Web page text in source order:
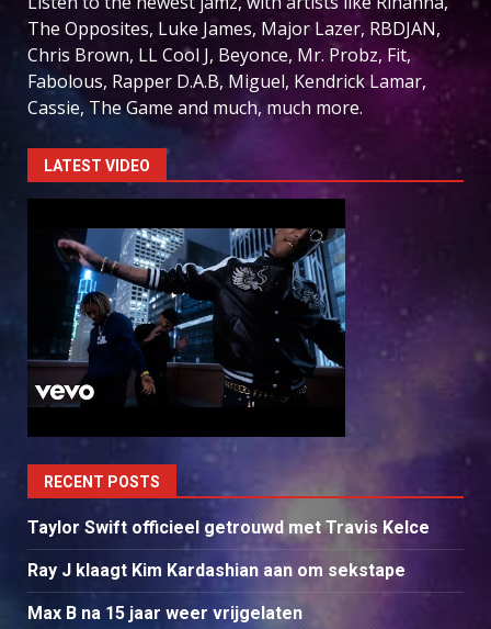
The Opposites, Luke James, Major Lazer, RBDJAN,
Chris Brown, LL Cool J, Beyonce, Mr. Probz, Fit,
Fabolous, Rapper D.A.B, Miguel, Kendrick Lamar,
Cassie, The Game and much, much more.
LATEST VIDEO
RECENT POSTS
Taylor Swift officieel getrouwd met Travis Kelce
Ray J klaagt Kim Kardashian aan om sekstape
Max B na 15 jaar weer vrijgelaten